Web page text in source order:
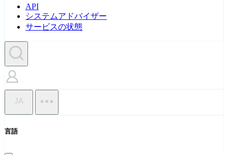
API
システムアドバイザー
サービスの状態
JA
言語